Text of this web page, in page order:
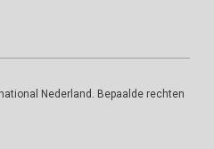
Nederland. Bepaalde rechten